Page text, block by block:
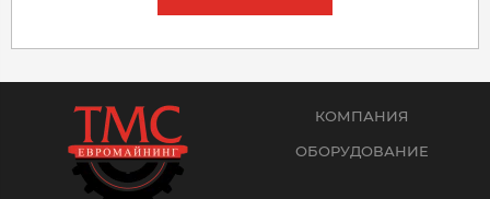
КОМПАНИЯ
ОБОРУДОВАНИЕ